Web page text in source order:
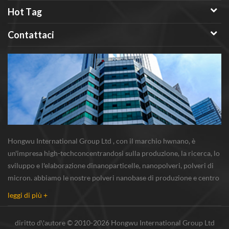
Hot Tag
Contattaci
Hongwu International Group Ltd , con il marchio hwnano, è
un'impresa high-techconcentrandosi sulla produzione, la ricerca, lo
sviluppo e l'elaborazione dinanoparticelle, nanopolveri, polveri di
micron. abbiamo le nostre polveri nanobase di produzione e centro
leggi di più +
diritto d\'autore © 2010-2026 Hongwu International Group Ltd